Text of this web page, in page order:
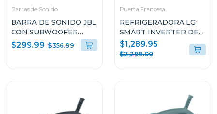
Barras de Sonido
BARRA DE SONIDO JBL
CON SUBWOOFER
INALAMBRICO DOLBY
ATMOS SB595BLKC
$299.99 $356.99
Puerta Francesa
REFRIGERADORA LG
SMART INVERTER DE
32Pᶟ DE PUERTA
FRANCESA VF32BLRH
$1,289.95
$2,299.00